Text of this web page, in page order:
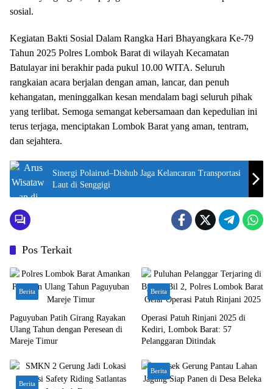
sosial.
Kegiatan Bakti Sosial Dalam Rangka Hari Bhayangkara Ke-79
Tahun 2025 Polres Lombok Barat di wilayah Kecamatan
Batulayar ini berakhir pada pukul 10.00 WITA. Seluruh
rangkaian acara berjalan dengan aman, lancar, dan penuh
kehangatan, meninggalkan kesan mendalam bagi seluruh pihak
yang terlibat. Semoga semangat kebersamaan dan kepedulian ini
terus terjaga, menciptakan Lombok Barat yang aman, tentram,
dan sejahtera.
Sinergi Polairud–Dishub Jaga Kelancaran Transportasi
Laut di Senggigi
Pos Terkait
Berita
Paguyuban Patih Girang Rayakan
Ulang Tahun dengan Peresean di
Mareje Timur
Berita
Operasi Patuh Rinjani 2025 di
Kediri, Lombok Barat: 57
Pelanggaran Ditindak
Berita
Berita